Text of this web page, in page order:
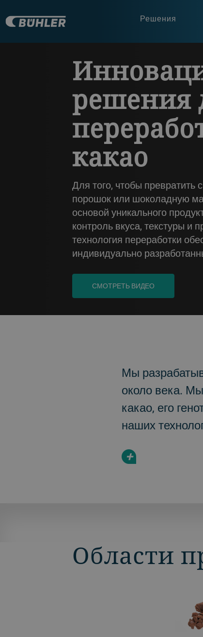
Решения
решения
какао
Для того, чтобы превратить
порошок или шоколадную
основой уникального
контроль вкуса, текстуры и
технология переработки
индивидуально
СМОТРЕТЬ ВИДЕО
BACK
Мы
около века.
какао, его
наших
+
Области